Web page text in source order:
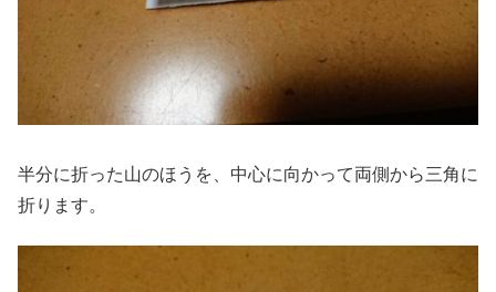
半分に折った山のほうを、中心に向かって両側から三角に
折ります。